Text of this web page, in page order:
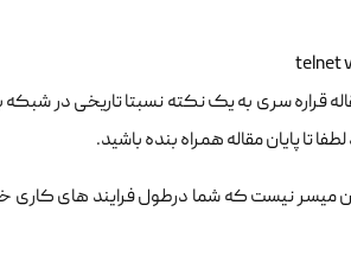
قراره سری به یک نکته نسبتا تاریخی در
تا پایان مقاله همراه بنده باشید.